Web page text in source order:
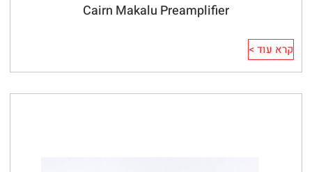
Cairn Makalu Preamplifier
קרא עוד >